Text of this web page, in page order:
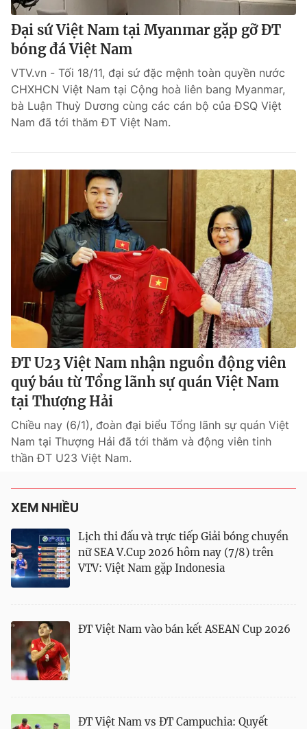
® Cấm sao chép dưới mọi hình thức nếu không có sự chấp
thuận bằng văn bản. Ghi rõ nguồn VTV.vn khi phát hành lại
thông tin từ website này.
Đại sứ Việt Nam tại Myanmar gặp gỡ ĐT
bóng đá Việt Nam
VTV.vn - Tối 18/11, đại sứ đặc mệnh toàn quyền nước
CHXHCN Việt Nam tại Cộng hoà liên bang Myanmar,
bà Luận Thuỳ Dương cùng các cán bộ của ĐSQ Việt
Nam đã tới thăm ĐT Việt Nam.
ĐT U23 Việt Nam nhận nguồn động viên
quý báu từ Tổng lãnh sự quán Việt Nam
tại Thượng Hải
Chiều nay (6/1), đoàn đại biểu Tổng lãnh sự quán Việt
Nam tại Thượng Hải đã tới thăm và động viên tinh
thần ĐT U23 Việt Nam.
XEM NHIỀU
Lịch thi đấu và trực tiếp Giải bóng chuyền
nữ SEA V.Cup 2026 hôm nay (7/8) trên
VTV: Việt Nam gặp Indonesia
ĐT Việt Nam vào bán kết ASEAN Cup 2026
ĐT Việt Nam vs ĐT Campuchia: Quyết